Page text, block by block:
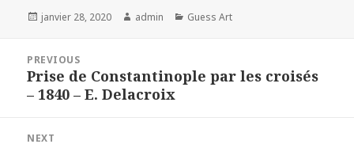
Posted
janvier 28, 2020 Author
admin Categories
Guess Art
l’article
PREVIOUS
Previous
post:
Prise de Constantinople par les croisés
– 1840 – E. Delacroix
NEXT